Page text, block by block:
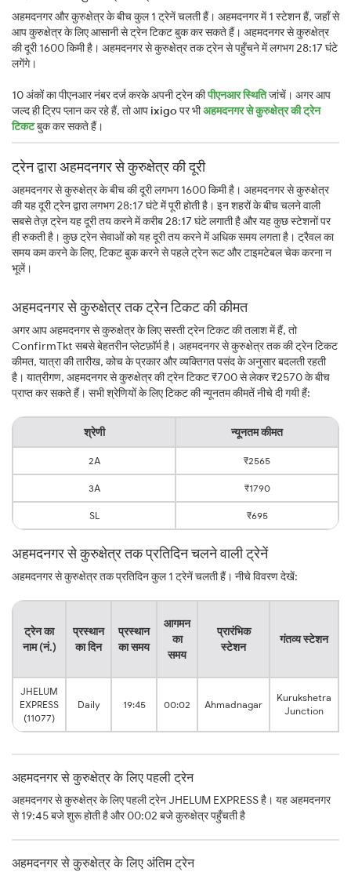
अहमदनगर और कुरुक्षेत्र के बीच कुल 1 ट्रेनें चलती हैं। अहमदनगर में 1 स्टेशन हैं, जहाँ से
आप कुरुक्षेत्र के लिए आसानी से ट्रेन टिकट बुक कर सकते हैं। अहमदनगर से कुरुक्षेत्र
की दूरी 1600 किमी है। अहमदनगर से कुरुक्षेत्र तक ट्रेन से पहुँचने में लगभग 28:17 घंटे
लगेंगे।
10 अंकों का पीएनआर नंबर दर्ज करके अपनी ट्रेन कीपीएनआर स्थितिजांचें। अगर आप
जल्द ही ट्रिप प्लान कर रहे हैं, तो आपixigoपर भीअहमदनगर से कुरुक्षेत्र की ट्रेन
टिकटबुक कर सकते हैं।
ट्रेन द्वारा अहमदनगर से कुरुक्षेत्र की दूरी
अहमदनगर से कुरुक्षेत्र के बीच की दूरी लगभग 1600 किमी है। अहमदनगर से कुरुक्षेत्र
की यह दूरी ट्रेन द्वारा लगभग 28:17 घंटे में पूरी होती है। इन शहरों के बीच चलने वाली
सबसे तेज़ ट्रेन यह दूरी तय करने में करीब 28:17 घंटे लगाती है और यह कुछ स्टेशनों पर
ही रुकती है। कुछ ट्रेन सेवाओं को यह दूरी तय करने में अधिक समय लगता है। ट्रैवल का
समय कम करने के लिए, टिकट बुक करने से पहले ट्रेन रूट और टाइमटेबल चेक करना न
भूलें।
अहमदनगर से कुरुक्षेत्र तक ट्रेन टिकट की कीमत
अगर आप अहमदनगर से कुरुक्षेत्र के लिए सस्ती ट्रेन टिकट की तलाश में हैं, तो
ConfirmTkt सबसे बेहतरीन प्लेटफ़ॉर्म है। अहमदनगर से कुरुक्षेत्र तक की ट्रेन टिकट
कीमत, यात्रा की तारीख, कोच के प्रकार और व्यक्तिगत पसंद के अनुसार बदलती रहती
है। यात्रीगण, अहमदनगर से कुरुक्षेत्र की ट्रेन टिकट ₹700 से लेकर ₹2570 के बीच
प्राप्त कर सकते हैं। सभी श्रेणियों के लिए टिकट की न्यूनतम कीमतें नीचे दी गयी हैं:
श्रेणी न्यूनतम कीमत
2A ₹2565
3A ₹1790
SL ₹695
अहमदनगर से कुरुक्षेत्र तक प्रतिदिन चलने वाली ट्रेनें
अहमदनगर से कुरुक्षेत्र तक प्रतिदिन कुल 1 ट्रेनें चलती हैं। नीचे विवरण देखें:
ट्रेन का
नाम (नं.)
प्रस्थान
का दिन
प्रस्थान
का समय
आगमन
का
समय
प्रारंभिक
स्टेशन
गंतव्य स्टेशन
JHELUM
EXPRESS
(11077)
Daily 19:45 00:02 Ahmadnagar
Kurukshetra
Junction
अहमदनगर से कुरुक्षेत्र के लिए पहली ट्रेन
अहमदनगर से कुरुक्षेत्र के लिए पहली ट्रेन JHELUM EXPRESS है। यह अहमदनगर
से 19:45 बजे शुरू होती है और 00:02 बजे कुरुक्षेत्र पहुँचती है
अहमदनगर से कुरुक्षेत्र के लिए अंतिम ट्रेन